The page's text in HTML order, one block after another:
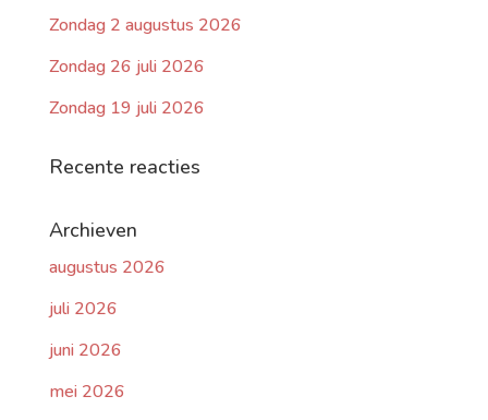
Zondag 2 augustus 2026
Zondag 26 juli 2026
Zondag 19 juli 2026
Recente reacties
Archieven
augustus 2026
juli 2026
juni 2026
mei 2026